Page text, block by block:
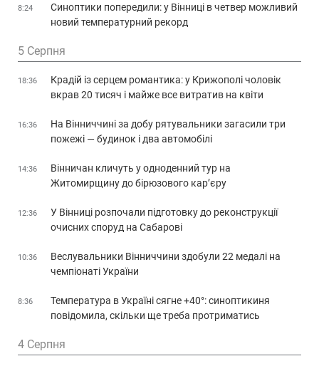
8:24
Синоптики попередили: у Вінниці в четвер можливий
новий температурний рекорд
5 Серпня
18:36
Крадій із серцем романтика: у Крижополі чоловік
вкрав 20 тисяч і майже все витратив на квіти
16:36
На Вінниччині за добу рятувальники загасили три
пожежі — будинок і два автомобілі
14:36
Вінничан кличуть у одноденний тур на
Житомирщину до бірюзового кар’єру
12:36
У Вінниці розпочали підготовку до реконструкції
очисних споруд на Сабарові
10:36
Веслувальники Вінниччини здобули 22 медалі на
чемпіонаті України
8:36
Температура в Україні сягне +40°: синоптикиня
повідомила, скільки ще треба протриматись
4 Серпня